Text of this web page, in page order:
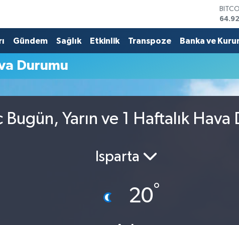
Gündem Sağlık Etkinlik Transpoze Banka ve
Durumu
Yarın ve 1 Haftalık Hava
Isparta
20°